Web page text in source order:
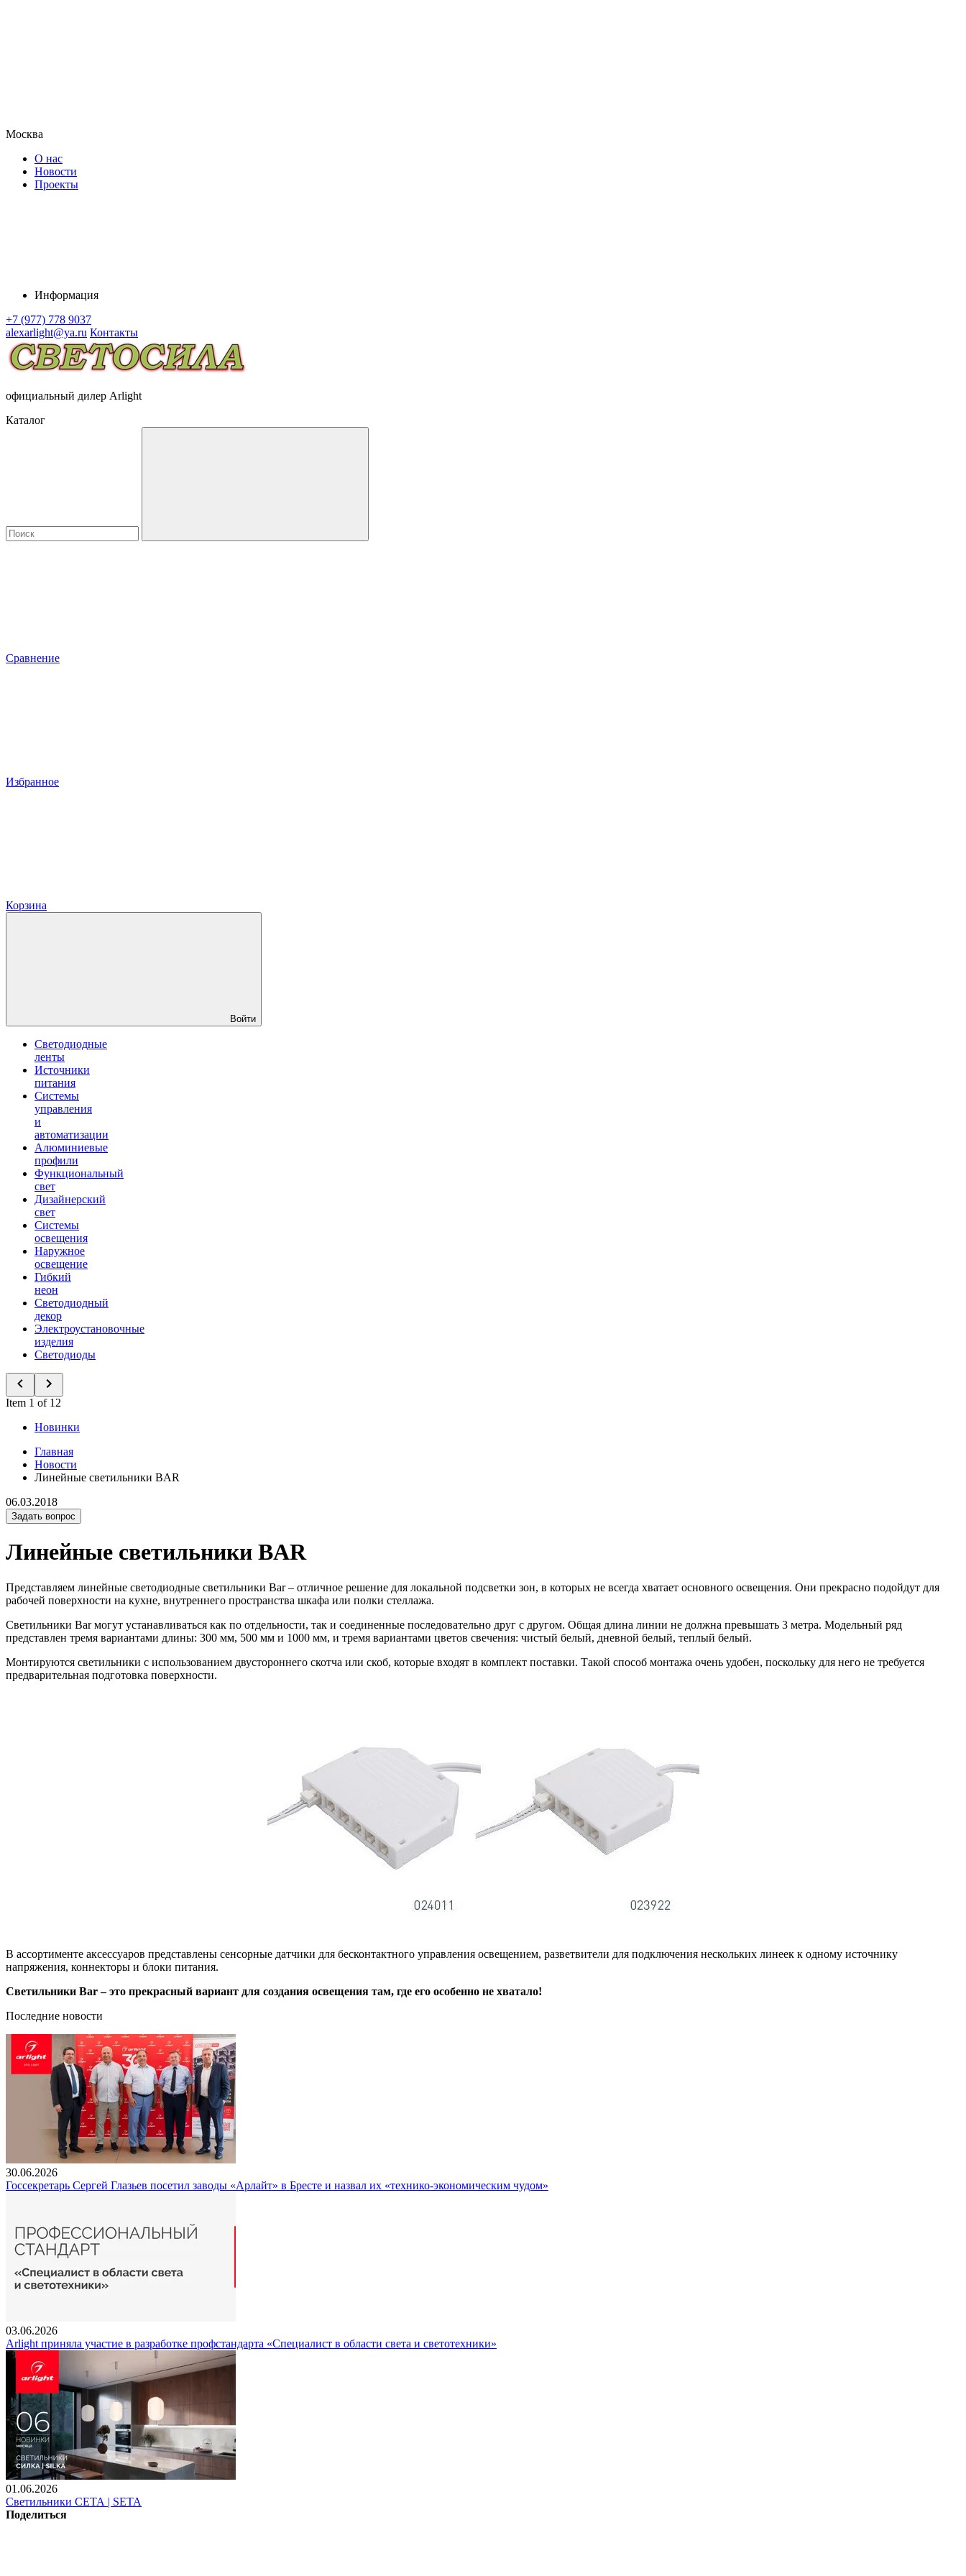
Москва
О нас
Новости
Проекты
Информация
+7 (977) 778 9037
alexarlight@ya.ru Контакты
официальный дилер Arlight
Каталог
Сравнение
Избранное
Корзина
Войти
Светодиодные
ленты
Источники
питания
Системы
управления
и
автоматизации
Алюминиевые
профили
Функциональный
свет
Дизайнерский
свет
Системы
освещения
Наружное
освещение
Гибкий
неон
Светодиодный
декор
Электроустановочные
изделия
Светодиоды
Item 1 of 12
Новинки
Главная
Новости
Линейные светильники BAR
06.03.2018
Задать вопрос
Линейные светильники BAR
Представляем линейные светодиодные светильники Bar – отличное решение для локальной подсветки зон, в которых не всегда хватает основного освещения. Они прекрасно подойдут для
рабочей поверхности на кухне, внутреннего пространства шкафа или полки стеллажа.
Светильники Bar могут устанавливаться как по отдельности, так и соединенные последовательно друг с другом. Общая длина линии не должна превышать 3 метра. Модельный ряд
представлен тремя вариантами длины: 300 мм, 500 мм и 1000 мм, и тремя вариантами цветов свечения: чистый белый, дневной белый, теплый белый.
Монтируются светильники с использованием двустороннего скотча или скоб, которые входят в комплект поставки. Такой способ монтажа очень удобен, поскольку для него не требуется
предварительная подготовка поверхности.
В ассортименте аксессуаров представлены сенсорные датчики для бесконтактного управления освещением, разветвители для подключения нескольких линеек к одному источнику
напряжения, коннекторы и блоки питания.
Светильники Bar – это прекрасный вариант для создания освещения там, где его особенно не хватало!
Последние новости
30.06.2026
Госсекретарь Сергей Глазьев посетил заводы «Арлайт» в Бресте и назвал их «технико-экономическим чудом»
03.06.2026
Arlight приняла участие в разработке профстандарта «Специалист в области света и светотехники»
01.06.2026
Светильники СЕТА | SETA
Поделиться